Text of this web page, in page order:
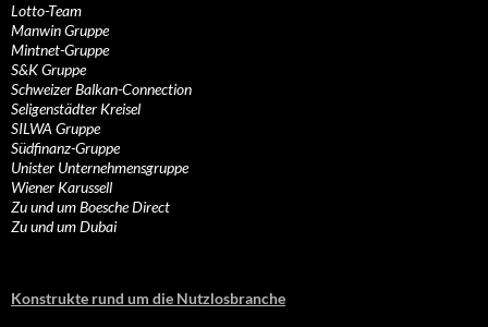
Lotto-Team
Manwin Gruppe
Mintnet-Gruppe
S&K Gruppe
Schweizer Balkan-Connection
Seligenstädter Kreisel
SILWA Gruppe
Südfinanz-Gruppe
Unister Unternehmensgruppe
Wiener Karussell
Zu und um Boesche Direct
Zu und um Dubai
Konstrukte rund um die Nutzlosbranche